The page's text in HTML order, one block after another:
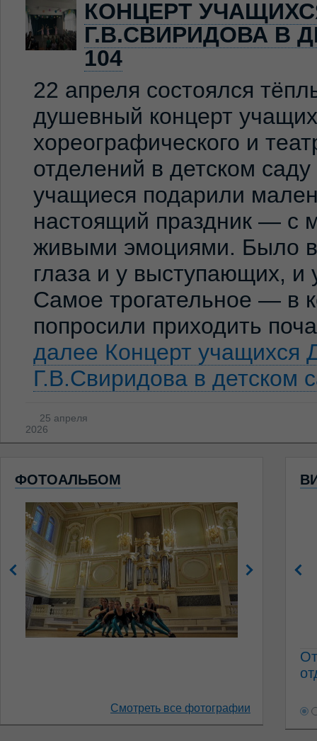
КОНЦЕРТ
Г.В.СВИРИДОВА В
104
22 апреля состоялся
душевный концерт
хореографического и
отделений в детском
учащиеся подарили
настоящий праздник — с
живыми эмоциями. Было
глаза и у выступающих,
Самое трогательное — в
попросили приходить
далее Концерт
Г.В.Свиридова в детском
25 апреля
2026
ФОТОАЛЬБОМ
Смотреть все фотографии